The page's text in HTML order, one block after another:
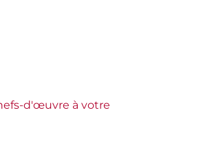
d'œuvre à votre